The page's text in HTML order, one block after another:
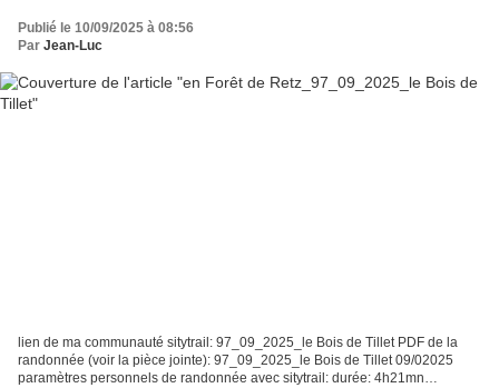
Publié le 10/09/2025 à 08:56
Par Jean-Luc
lien de ma communauté sitytrail: 97_09_2025_le Bois de Tillet PDF de la
randonnée (voir la pièce jointe): 97_09_2025_le Bois de Tillet 09/02025
paramètres personnels de randonnée avec sitytrail: durée: 4h21mn